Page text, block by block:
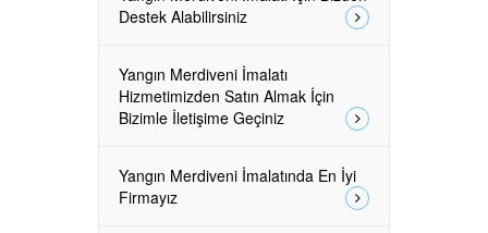
Destek Alabilirsiniz
Yangın Merdiveni İmalatı
Hizmetimizden Satın Almak İçin
Bizimle İletişime Geçiniz
Yangın Merdiveni İmalatında En İyi
Firmayız